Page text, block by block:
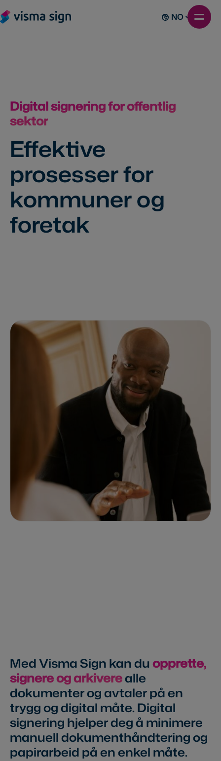
NO
Digital signering for offentlig
sektor
Effektive
prosesser for
kommuner og
foretak
Med Visma Sign kan duopprette,
signere og arkiverealle
dokumenter og avtaler på en
trygg og digital måte. Digital
signering hjelper deg å minimere
manuell dokumenthåndtering og
papirarbeid på en enkel måte.